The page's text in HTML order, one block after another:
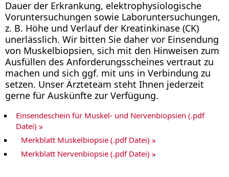
Dauer der Erkrankung, elektrophysiologische
Voruntersuchungen sowie Laboruntersuchungen,
z. B. Höhe und Verlauf der Kreatinkinase (CK)
unerlässlich. Wir bitten Sie daher vor Einsendung
von Muskelbiopsien, sich mit den Hinweisen zum
Ausfüllen des Anforderungsscheines vertraut zu
machen und sich ggf. mit uns in Verbindung zu
setzen. Unser Ärzteteam steht Ihnen jederzeit
gerne für Auskünfte zur Verfügung.
Einsendeschein für Muskel- und Nervenbiopsien (.pdf
Datei)
Merkblatt Muskelbiopsie (.pdf Datei)
Merkblatt Nervenbiopsie (.pdf Datei)